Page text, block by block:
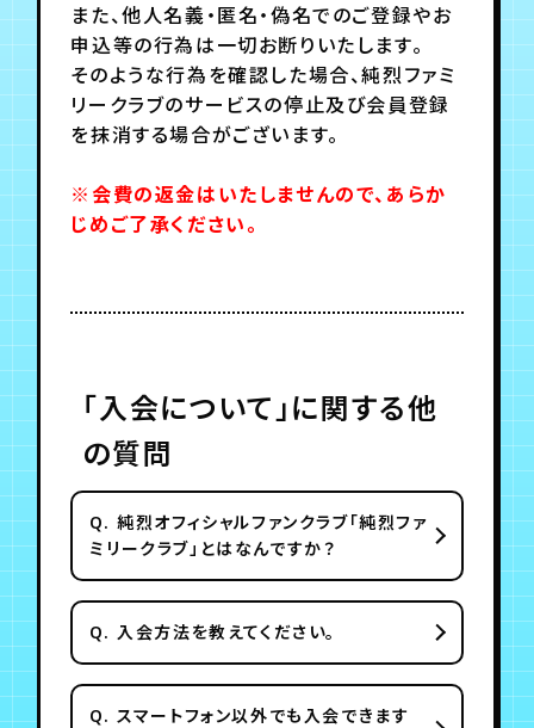
年会員制ファンクラブ
月会員制ファンクラブ
会員登録 ログイン
また、他人名義・匿名・偽名でのご登録やお
申込等の行為は一切お断りいたします。
そのような行為を確認した場合、純烈ファミ
リークラブのサービスの停止及び会員登録
を抹消する場合がございます。
※会費の返金はいたしませんので、あらか
じめご了承ください。
「入会について」に関する他
の質問
Q. 純烈オフィシャルファンクラブ「純烈ファ
ミリークラブ」とはなんですか？
Q. 入会方法を教えてください。
Q. スマートフォン以外でも入会できます